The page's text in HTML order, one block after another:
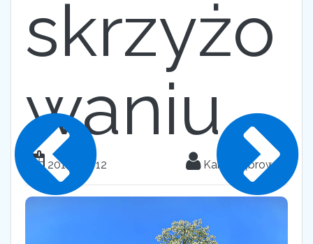
skrzyżo
waniu
2018-05-12 Karol Dąbrowski